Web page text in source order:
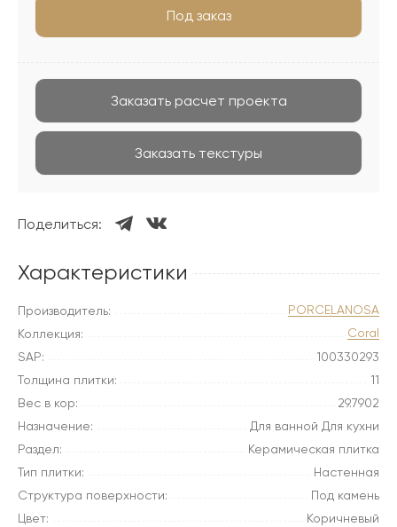
Под заказ
Заказать расчет проекта
Заказать текстуры
Поделиться:
Характеристики
Производитель:
PORCELANOSA
Коллекция:
Coral
SAP:
100330293
Толщина плитки:
11
Вес в кор:
29.7902
Назначение:
Для ванной Для кухни
Раздел:
Керамическая плитка
Тип плитки:
Настенная
Структура поверхности:
Под камень
Цвет:
Коричневый